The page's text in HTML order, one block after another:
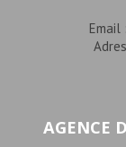
Email :
AGENCE